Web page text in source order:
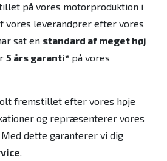
på vores motorproduktion i
vores leverandører efter vores
sat en standard af meget høj
5 års garanti*på vores
fremstillet efter vores høje
og repræsenterer vores
Med dette garanterer vi dig
.